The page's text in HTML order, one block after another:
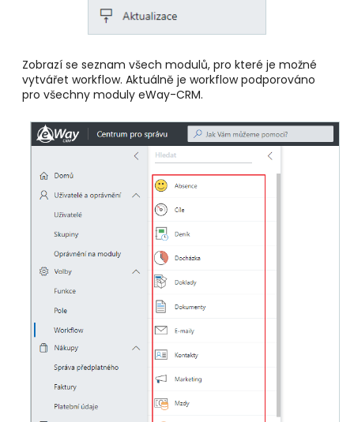
Zobrazí se seznam všech modulů, pro které je možné
vytvářet workflow. Aktuálně je workflow podporováno
pro všechny moduly eWay-CRM.